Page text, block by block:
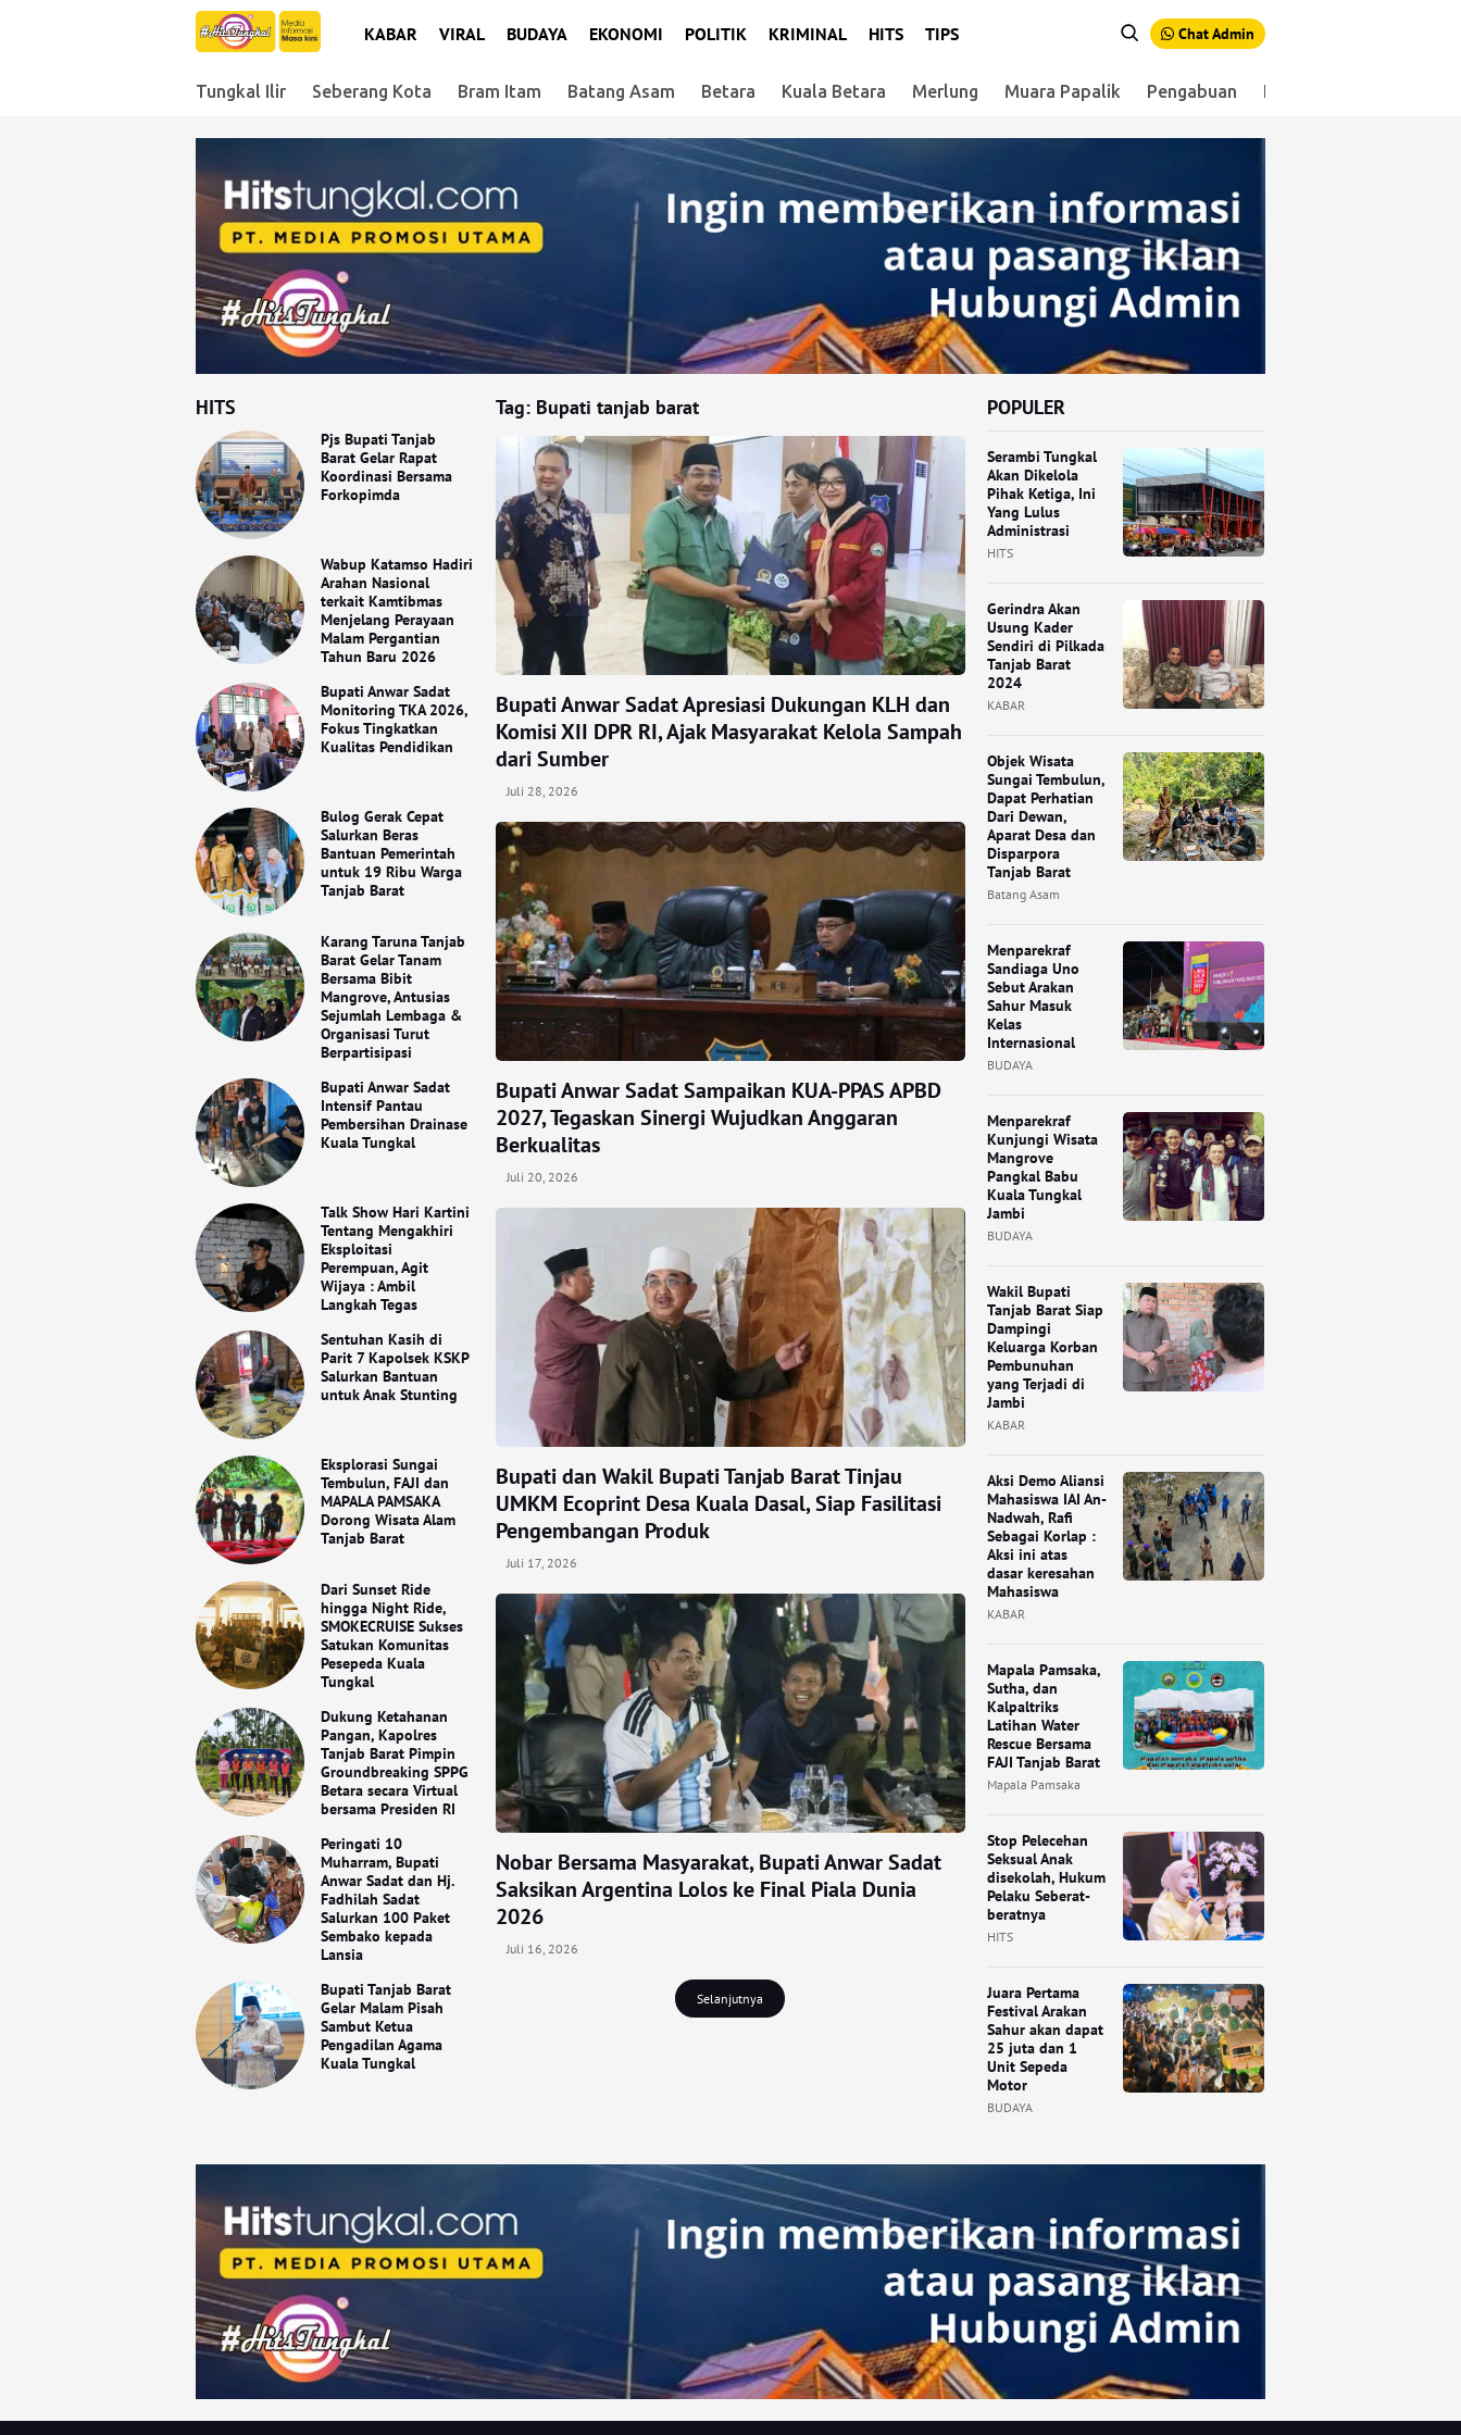
KABAR VIRAL BUDAYA EKONOMI POLITIK KRIMINAL HITS TIPS Chat Admin
Tungkal Ilir Seberang Kota Bram Itam Batang Asam Betara Kuala Betara Merlung Muara Papalik Pengabuan Renah Mendaluh
HITS
Pjs Bupati Tanjab
Barat Gelar Rapat
Koordinasi Bersama
Forkopimda
Wabup Katamso Hadiri
Arahan Nasional
terkait Kamtibmas
Menjelang Perayaan
Malam Pergantian
Tahun Baru 2026
Bupati Anwar Sadat
Monitoring TKA 2026,
Fokus Tingkatkan
Kualitas Pendidikan
Bulog Gerak Cepat
Salurkan Beras
Bantuan Pemerintah
untuk 19 Ribu Warga
Tanjab Barat
Karang Taruna Tanjab
Barat Gelar Tanam
Bersama Bibit
Mangrove, Antusias
Sejumlah Lembaga &
Organisasi Turut
Berpartisipasi
Bupati Anwar Sadat
Intensif Pantau
Pembersihan Drainase
Kuala Tungkal
Talk Show Hari Kartini
Tentang Mengakhiri
Eksploitasi
Perempuan, Agit
Wijaya : Ambil
Langkah Tegas
Sentuhan Kasih di
Parit 7 Kapolsek KSKP
Salurkan Bantuan
untuk Anak Stunting
Eksplorasi Sungai
Tembulun, FAJI dan
MAPALA PAMSAKA
Dorong Wisata Alam
Tanjab Barat
Dari Sunset Ride
hingga Night Ride,
SMOKECRUISE Sukses
Satukan Komunitas
Pesepeda Kuala
Tungkal
Dukung Ketahanan
Pangan, Kapolres
Tanjab Barat Pimpin
Groundbreaking SPPG
Betara secara Virtual
bersama Presiden RI
Peringati 10
Muharram, Bupati
Anwar Sadat dan Hj.
Fadhilah Sadat
Salurkan 100 Paket
Sembako kepada
Lansia
Bupati Tanjab Barat
Gelar Malam Pisah
Sambut Ketua
Pengadilan Agama
Kuala Tungkal
Tag: Bupati tanjab barat
Bupati Anwar Sadat Apresiasi Dukungan KLH dan
Komisi XII DPR RI, Ajak Masyarakat Kelola Sampah
dari Sumber
Juli 28, 2026
Bupati Anwar Sadat Sampaikan KUA-PPAS APBD
2027, Tegaskan Sinergi Wujudkan Anggaran
Berkualitas
Juli 20, 2026
Bupati dan Wakil Bupati Tanjab Barat Tinjau
UMKM Ecoprint Desa Kuala Dasal, Siap Fasilitasi
Pengembangan Produk
Juli 17, 2026
Nobar Bersama Masyarakat, Bupati Anwar Sadat
Saksikan Argentina Lolos ke Final Piala Dunia
2026
Juli 16, 2026
Selanjutnya
POPULER
Serambi Tungkal
Akan Dikelola
Pihak Ketiga, Ini
Yang Lulus
Administrasi
HITS
Gerindra Akan
Usung Kader
Sendiri di Pilkada
Tanjab Barat
2024
KABAR
Objek Wisata
Sungai Tembulun,
Dapat Perhatian
Dari Dewan,
Aparat Desa dan
Disparpora
Tanjab Barat
Batang Asam
Menparekraf
Sandiaga Uno
Sebut Arakan
Sahur Masuk
Kelas
Internasional
BUDAYA
Menparekraf
Kunjungi Wisata
Mangrove
Pangkal Babu
Kuala Tungkal
Jambi
BUDAYA
Wakil Bupati
Tanjab Barat Siap
Dampingi
Keluarga Korban
Pembunuhan
yang Terjadi di
Jambi
KABAR
Aksi Demo Aliansi
Mahasiswa IAI An-
Nadwah, Rafi
Sebagai Korlap :
Aksi ini atas
dasar keresahan
Mahasiswa
KABAR
Mapala Pamsaka,
Sutha, dan
Kalpaltriks
Latihan Water
Rescue Bersama
FAJI Tanjab Barat
Mapala Pamsaka
Stop Pelecehan
Seksual Anak
disekolah, Hukum
Pelaku Seberat-
beratnya
HITS
Juara Pertama
Festival Arakan
Sahur akan dapat
25 juta dan 1
Unit Sepeda
Motor
BUDAYA